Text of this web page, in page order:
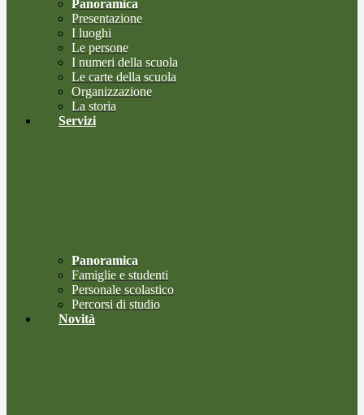
Panoramica
Presentazione
I luoghi
Le persone
I numeri della scuola
Le carte della scuola
Organizzazione
La storia
Servizi
Panoramica
Famiglie e studenti
Personale scolastico
Percorsi di studio
Novità